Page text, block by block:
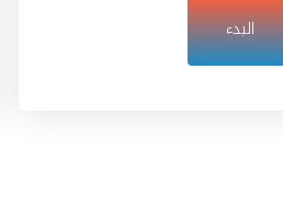
البدء